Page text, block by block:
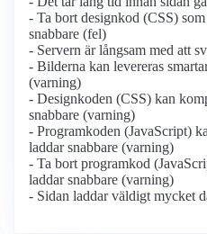
- Ta bort designkod (CSS)
snabbare (fel)
- Servern är långsam med att
- Bilderna kan levereras
(varning)
- Designkoden (CSS) kan
snabbare (varning)
- Programkoden (JavaScript)
laddar snabbare (varning)
- Ta bort programkod
laddar snabbare (varning)
- Sidan laddar väldigt mycket